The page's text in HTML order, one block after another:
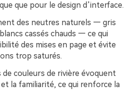
que pour le design d’interface.
des neutres naturels — gris
cassés chauds — ce qui
des mises en page et évite
trop saturés.
de couleurs de rivière évoquent
la familiarité, ce qui renforce la